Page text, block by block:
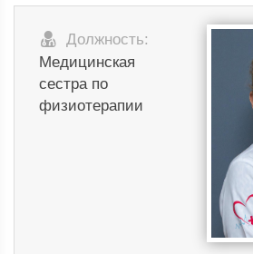
Должность:
Медицинская
сестра по
физиотерапии